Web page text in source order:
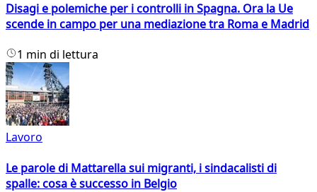
Disagi e polemiche per i controlli in Spagna. Ora la Ue
scende in campo per una mediazione tra Roma e Madrid
1 min di lettura
Lavoro
Le parole di Mattarella sui migranti, i sindacalisti di
spalle: cosa è successo in Belgio